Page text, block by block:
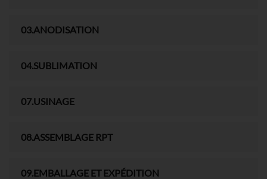
03.ANODISATION
04.SUBLIMATION
07.USINAGE
08.ASSEMBLAGE RPT
09.EMBALLAGE ET EXPÉDITION